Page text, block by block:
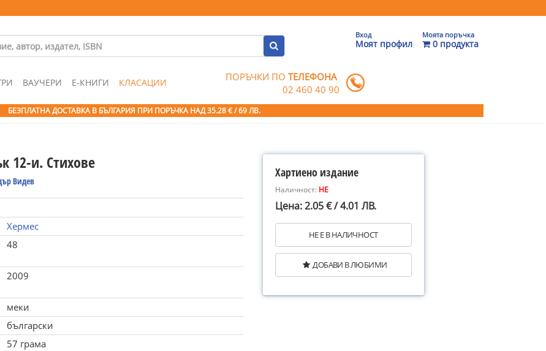
Вход
Моят профил
Моята поръчка
0 продукта
ВАУЧЕРИ Е-КНИГИ КЛАСАЦИИ ПОРЪЧКИ ПОТЕЛЕФОНА
02 460 40 90
БЕЗПЛАТНА ДОСТАВКА В БЪЛГАРИЯ ПРИ ПОРЪЧКА НАД 35.28 € / 69 ЛВ.
12-и. Стихове
Видев
Хермес
48
2009
меки
български
57 грама
Хартиено издание
Наличност: НЕ
Цена: 2.05 € / 4.01 ЛВ.
НЕ Е В НАЛИЧНОСТ
ДОБАВИ В ЛЮБИМИ